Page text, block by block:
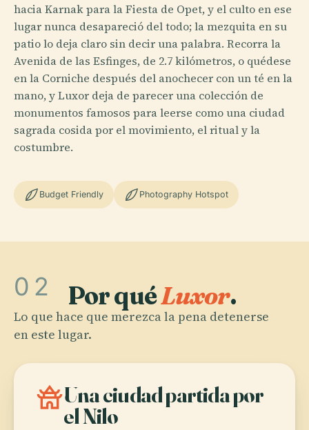
hacia Karnak para la Fiesta de Opet, y el culto en ese
lugar nunca desapareció del todo; la mezquita en su
patio lo deja claro sin decir una palabra. Recorra la
Avenida de las Esfinges, de 2.7 kilómetros, o quédese
en la Corniche después del anochecer con un té en la
mano, y Luxor deja de parecer una colección de
monumentos famosos para leerse como una ciudad
sagrada cosida por el movimiento, el ritual y la
costumbre.
Budget Friendly Photography Hotspot
02 Por quéLuxor.
Lo que hace que merezca la pena detenerse
en este lugar.
temple_buddhistUna ciudad partida por
el Nilo